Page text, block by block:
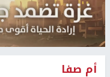
أم صفا